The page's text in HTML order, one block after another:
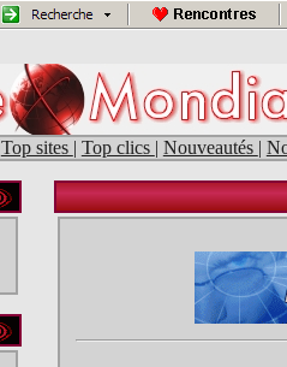
Top sites | Top clics | Nouveautés |